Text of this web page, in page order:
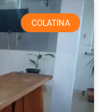
COLATINA